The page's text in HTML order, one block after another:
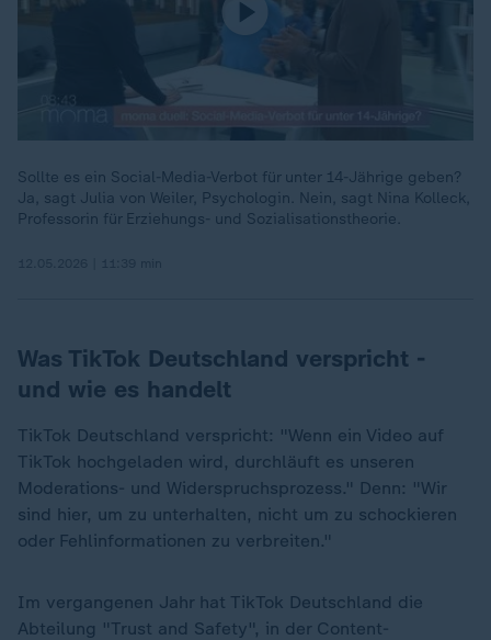
Sollte es ein Social-Media-Verbot für unter 14-Jährige geben?
Ja, sagt Julia von Weiler, Psychologin. Nein, sagt Nina Kolleck,
Professorin für Erziehungs- und Sozialisationstheorie.
Was TikTok Deutschland verspricht -
und wie es handelt
TikTok Deutschland verspricht: "Wenn ein Video auf
TikTok hochgeladen wird, durchläuft es unseren
Moderations- und Widerspruchsprozess." Denn: "Wir
sind hier, um zu unterhalten, nicht um zu schockieren
oder Fehlinformationen zu verbreiten."
Im vergangenen Jahr hat TikTok Deutschland die
Abteilung "Trust and Safety", in der Content-